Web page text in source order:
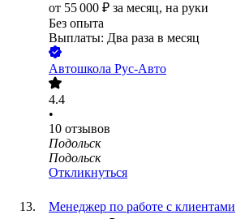
от 55 000 ₽ за месяц, на руки
Без опыта
Выплаты: Два раза в месяц
Автошкола Рус-Авто
4.4
•
10 отзывов
Подольск
Подольск
Откликнуться
Менеджер по работе с клиентами